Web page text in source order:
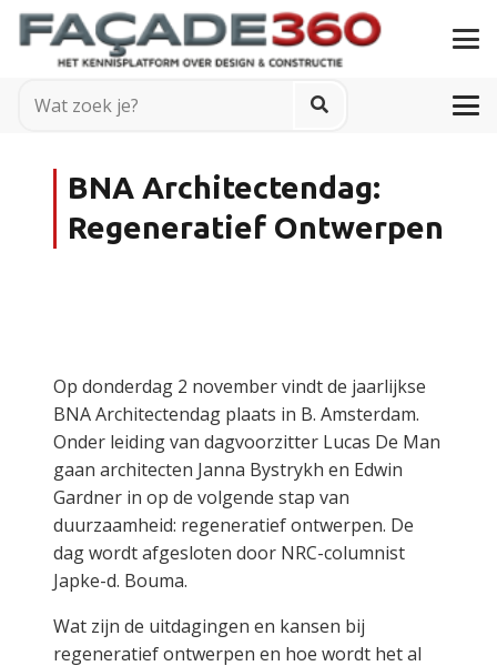
BNA Architectendag:
Regeneratief Ontwerpen
Op donderdag 2 november vindt de jaarlijkse
BNA Architectendag plaats in B. Amsterdam.
Onder leiding van dagvoorzitter Lucas De Man
gaan architecten Janna Bystrykh en Edwin
Gardner in op de volgende stap van
duurzaamheid: regeneratief ontwerpen. De
dag wordt afgesloten door NRC-columnist
Japke-d. Bouma.
Wat zijn de uitdagingen en kansen bij
regeneratief ontwerpen en hoe wordt het al